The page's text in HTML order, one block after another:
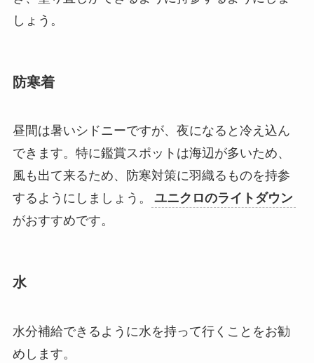
しょう。
防寒着
昼間は暑いシドニーですが、夜になると冷え込ん
できます。特に鑑賞スポットは海辺が多いため、
風も出て来るため、防寒対策に羽織るものを持参
するようにしましょう。
ユニクロのライトダウン
がおすすめです。
水
水分補給できるように水を持って行くことをお勧
めします。